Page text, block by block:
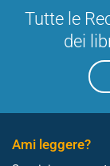
Tutte le
dei
Ami leggere?